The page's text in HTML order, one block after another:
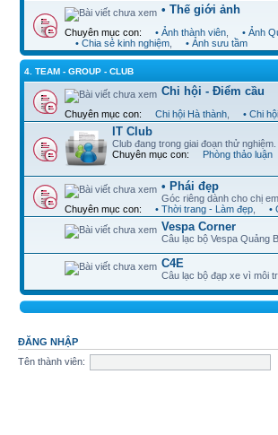
• Thế giới ảnh
Chuyên mục con: • Ảnh thành viên • Ảnh
• Chia sẻ kinh nghiệm
• Ảnh sưu tầm
4. TEAM - GROUP - CLUB
Chi hội - Điểm cầu
Chuyên mục con: Chi hội Hà thành • Chi
IT Club
Club đang trong giai đoạn thử nghiệm.
Chuyên mục con:
Phòng thảo luận
• Phái đẹp
Góc riêng dành cho chị
Chuyên mục con:
• Thời trang - Làm đẹp •
Vespa Corner
Câu lạc bộ Vespa Quảng
C4E
Câu lạc bộ đạp xe vì môi
ĐĂNG NHẬP
Tên thành viên: